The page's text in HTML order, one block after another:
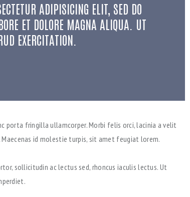
ADIPISICING ELIT, SED DO
ET DOLORE MAGNA ALIQUA. UT
EXERCITATION.
porta fringilla ullamcorper. Morbi felis orci, lacinia a velit
id molestie turpis, sit amet feugiat lorem.
sollicitudin ac lectus sed, rhoncus iaculis lectus. Ut